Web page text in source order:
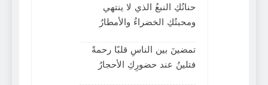
حنانُكِ النبعُ الذي لا ينتهي
ومحبتُكِ الخضراءُ والأمطارُ
تمضينَ بين الناسِ قلبًا رحمةً
فتلينُ عند حضورِكِ الأحجارُ